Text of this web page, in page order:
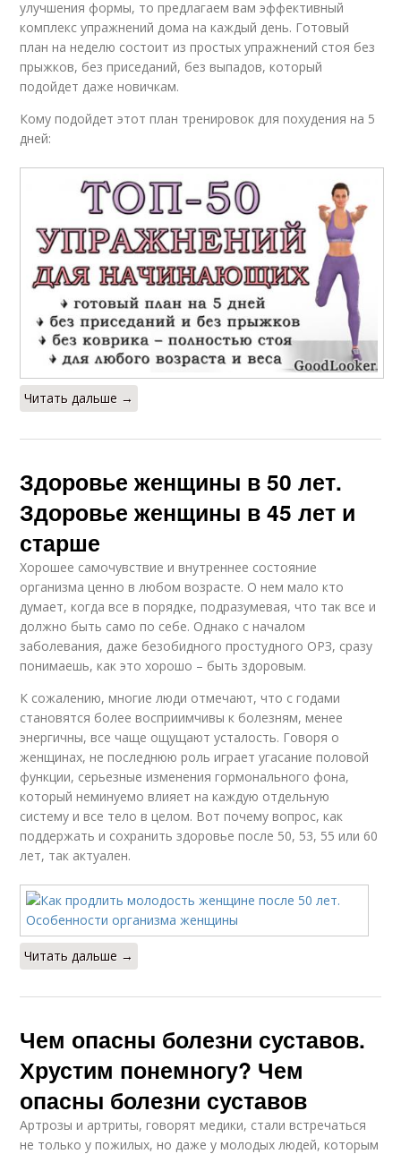
улучшения формы, то предлагаем вам эффективный
комплекс упражнений дома на каждый день. Готовый
план на неделю состоит из простых упражнений стоя без
прыжков, без приседаний, без выпадов, который
подойдет даже новичкам.
Кому подойдет этот план тренировок для похудения на 5
дней:
Читать дальше →
Здоровье женщины в 50 лет.
Здоровье женщины в 45 лет и
старше
Хорошее самочувствие и внутреннее состояние
организма ценно в любом возрасте. О нем мало кто
думает, когда все в порядке, подразумевая, что так все и
должно быть само по себе. Однако с началом
заболевания, даже безобидного простудного ОРЗ, сразу
понимаешь, как это хорошо – быть здоровым.
К сожалению, многие люди отмечают, что с годами
становятся более восприимчивы к болезням, менее
энергичны, все чаще ощущают усталость. Говоря о
женщинах, не последнюю роль играет угасание половой
функции, серьезные изменения гормонального фона,
который неминуемо влияет на каждую отдельную
систему и все тело в целом. Вот почему вопрос, как
поддержать и сохранить здоровье после 50, 53, 55 или 60
лет, так актуален.
Читать дальше →
Чем опасны болезни суставов.
Хрустим понемногу? Чем
опасны болезни суставов
Артрозы и артриты, говорят медики, стали встречаться
не только у пожилых, но даже у молодых людей, которым